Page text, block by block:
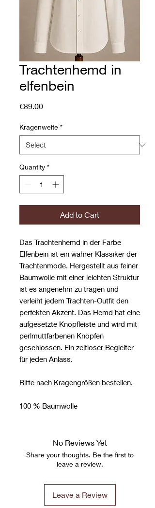
Trachtenhemd in
elfenbein
€89.00Price
Kragenweite *
Quantity *
Add to Cart
Das Trachtenhemd in der Farbe
Elfenbein ist ein wahrer Klassiker der
Trachtenmode. Hergestellt aus feiner
Baumwolle mit einer leichten Struktur
ist es angenehm zu tragen und
verleiht jedem Trachten-Outfit den
perfekten Akzent. Das Hemd hat eine
aufgesetzte Knopfleiste und wird mit
perlmuttfarbenen Knöpfen
geschlossen. Ein zeitloser Begleiter
für jeden Anlass.
Bitte nach Kragengrößen bestellen.
100 % Baumwolle
No Reviews Yet
Share your thoughts. Be the first to
leave a review.
Leave a Review